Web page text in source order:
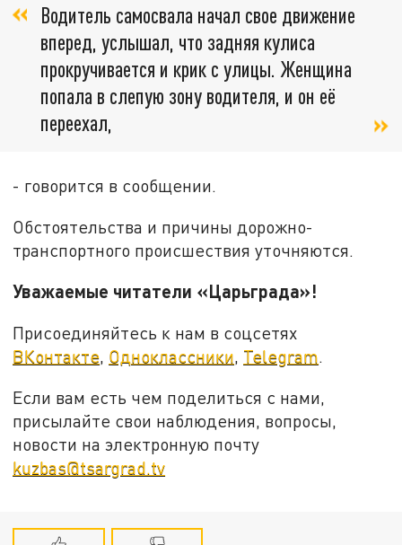
Водитель самосвала начал свое движение
вперед, услышал, что задняя кулиса
прокручивается и крик с улицы. Женщина
попала в слепую зону водителя, и он её
переехал,
- говорится в сообщении.
Обстоятельства и причины дорожно-
транспортного происшествия уточняются.
Уважаемые читатели «Царьграда»!
Присоединяйтесь к нам в соцсетях
ВКонтакте, Одноклассники, Telegram.
Если вам есть чем поделиться с нами,
присылайте свои наблюдения, вопросы,
новости на электронную почту
kuzbas@tsargrad.tv